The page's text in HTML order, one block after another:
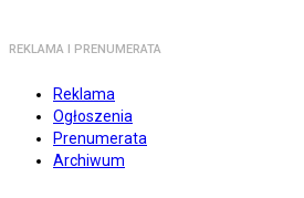
REKLAMA I PRENUMERATA
Reklama
Ogłoszenia
Prenumerata
Archiwum